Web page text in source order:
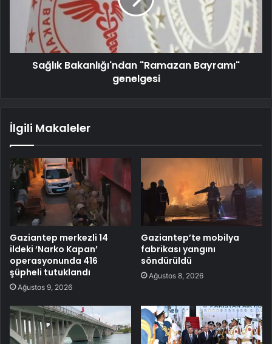
Sağlık Bakanlığı'ndan "Ramazan Bayramı"
genelgesi
İlgili Makaleler
Gaziantep merkezli 14
ildeki ‘Narko Kapan’
operasyonunda 416
şüpheli tutuklandı
Ağustos 9, 2026
Gaziantep’te mobilya
fabrikası yangını
söndürüldü
Ağustos 8, 2026